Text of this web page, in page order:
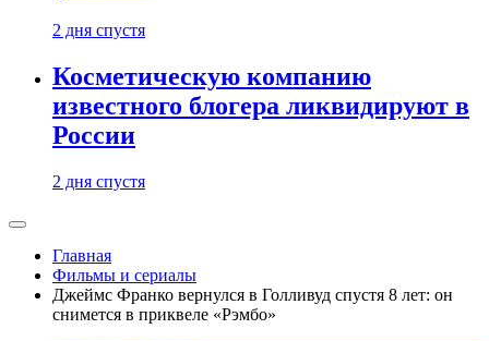
2 дня спустя
Косметическую компанию
известного блогера ликвидируют в
России
2 дня спустя
Главная
Фильмы и сериалы
Джеймс Франко вернулся в Голливуд спустя 8 лет: он
снимется в приквеле «Рэмбо»